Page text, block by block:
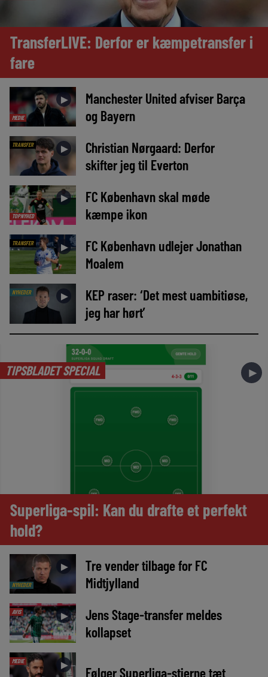
TransferLIVE: Derfor er kæmpetransfer i
fare
MEDIE
►
Manchester United afviser Barça
og Bayern
TRANSFER ►
Christian Nørgaard: Derfor
skifter jeg til Everton
TOPNYHED
►
FC København skal møde
kæmpe ikon
TRANSFER ►
FC København udlejer Jonathan
Moalem
NYHEDER ►
KEP raser: ‘Det mest uambitiøse,
jeg har hørt’
TIPSBLADET SPECIAL ►
Superliga-spil: Kan du drafte et perfekt
hold?
NYHEDER
►
Tre vender tilbage for FC
Midtjylland
AVIS ►
Jens Stage-transfer meldes
kollapset
MEDIE ► Følger Superliga-stjerne tæt